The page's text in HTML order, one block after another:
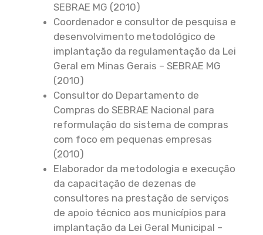
SEBRAE MG (2010)
Coordenador e consultor de pesquisa e
desenvolvimento metodológico de
implantação da regulamentação da Lei
Geral em Minas Gerais – SEBRAE MG
(2010)
Consultor do Departamento de
Compras do SEBRAE Nacional para
reformulação do sistema de compras
com foco em pequenas empresas
(2010)
Elaborador da metodologia e execução
da capacitação de dezenas de
consultores na prestação de serviços
de apoio técnico aos municípios para
implantação da Lei Geral Municipal –